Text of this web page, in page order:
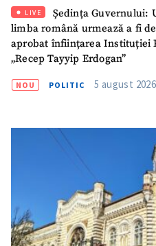
LIVE
Ședința Guvernului:
limba română urmează a fi
aprobat înființarea Instituției
„Recep Tayyip Erdogan”
NOU POLITIC 5 august